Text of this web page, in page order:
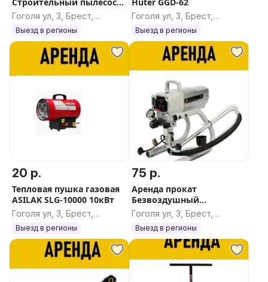
Bull AS 3002 с
автоочисткой
Гоголя ул, 3, Брест,
Брестская область
Выезд в регионы
Гоголя ул, 3, Брест,
Брестская область
Выезд в регионы
20 р.
Тепловая пушка газовая
ASILAK SLG-10000 10кВт
Гоголя ул, 3, Брест,
Брестская область
Выезд в регионы
75 р.
Аренда прокат
Безвоздушный
покрасочный аппарат
HYVST SPT 440
Гоголя ул, 3, Брест,
Брестская область
Выезд в регионы